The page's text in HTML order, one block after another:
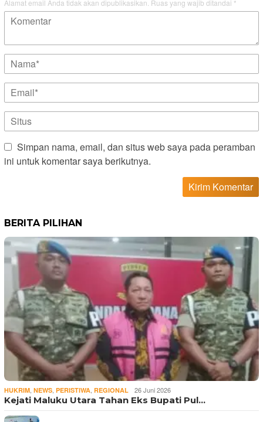
Alamat email Anda tidak akan dipublikasikan. Ruas yang wajib ditandai *
Simpan nama, email, dan situs web saya pada peramban
ini untuk komentar saya berikutnya.
BERITA PILIHAN
HUKRIM NEWS PERISTIWA REGIONAL 26 Juni 2026
Kejati Maluku Utara Tahan Eks Bupati Pul…